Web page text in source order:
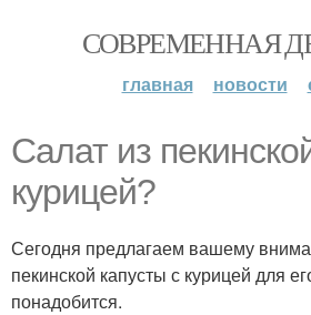
СОВРЕМЕННАЯ
главная новости
Салат из
курицей?
Сегодня предлагаем вашему
пекинской капусты с курицей для
понадобится.